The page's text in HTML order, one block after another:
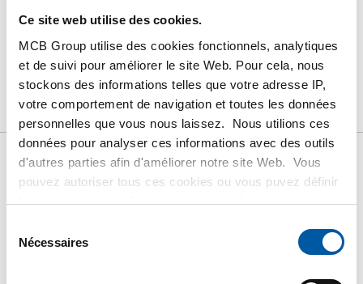
Ce site web utilise des cookies.
MCB Group utilise des cookies fonctionnels, analytiques
et de suivi pour améliorer le site Web. Pour cela, nous
stockons des informations telles que votre adresse IP,
votre comportement de navigation et toutes les données
personnelles que vous nous laissez. Nous utilions ces
données pour analyser ces informations avec des outils
d'autres parties afin d'améliorer notre site Web. Vous
pouvez autoriser tous ces cookies ou vous puvez définir
les cookies vous-même si vous ne souhaitez pas que
plus d'informations sur les cookies que nous conservons
et les parties avec lesquelles nous travaillons dans notre
Nécessaires
PRODUIT
DESCRIPTION DU PRODUIT
LISTE DE PRIX BRUT
TÉLÉCHARGEMENTS
CARACTÉRISTIQUES
Liste de prix bruts: Acier
inox type 316 raccord a vis